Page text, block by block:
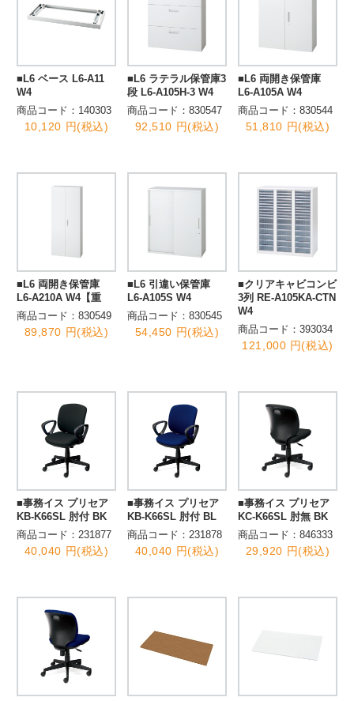
■L6 ベース L6-A11
W4
商品コード：140303
10,120 円(税込)
■L6 ラテラル保管庫3
段 L6-A105H-3 W4
商品コード：830547
92,510 円(税込)
■L6 両開き保管庫
L6-A105A W4
商品コード：830544
51,810 円(税込)
■L6 両開き保管庫
L6-A210A W4【重
商品コード：830549
89,870 円(税込)
■L6 引違い保管庫
L6-A105S W4
商品コード：830545
54,450 円(税込)
■クリアキャビコンビ
3列 RE-A105KA-CTN
W4
商品コード：393034
121,000 円(税込)
■事務イス プリセア
KB-K66SL 肘付 BK
商品コード：231877
40,040 円(税込)
■事務イス プリセア
KB-K66SL 肘付 BL
商品コード：231878
40,040 円(税込)
■事務イス プリセア
KC-K66SL 肘無 BK
商品コード：846333
29,920 円(税込)